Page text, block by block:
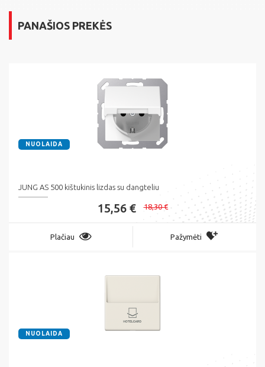
PANAŠIOS PREKĖS
NUOLAIDA
JUNG AS 500 kištukinis lizdas su dangteliu
15,56 € 18,30 €
Plačiau Pažymėti
NUOLAIDA